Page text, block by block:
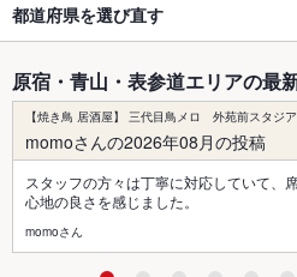
都道府県を選び直す
原宿・青山・表参道エリアの最
【焼き鳥 居酒屋】 三代目鳥メロ 外苑前スタジ
momoさんの2026年08月の投稿
スタッフの方々は丁寧に対応していて、
心地の良さを感じました。
momoさん